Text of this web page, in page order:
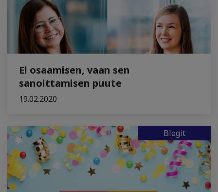
Ei osaamisen, vaan sen
sanoittamisen puute
19.02.2020
Blogit